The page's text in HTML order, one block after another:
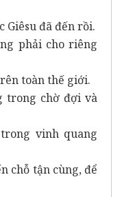
Giêsu đã đến rồi.
phải cho riêng
toàn thế giới.
trong chờ đợi và
vinh quang
chỗ tận cùng, để